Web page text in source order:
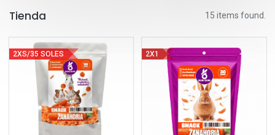
Tienda 15 items found.
2XS/35 SOLES 2X1